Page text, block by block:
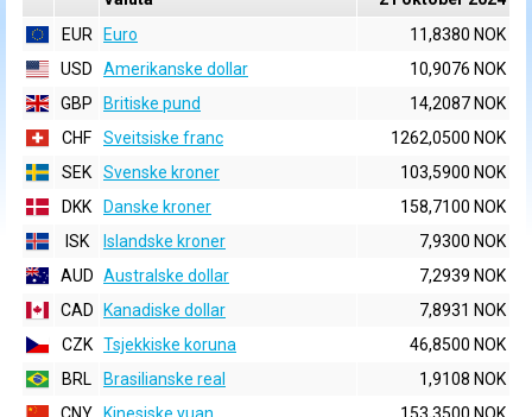
EUR
Euro
11,8380 NOK
USD
Amerikanske dollar
10,9076 NOK
GBP
Britiske pund
14,2087 NOK
CHF
Sveitsiske franc
1262,0500 NOK
SEK
Svenske kroner
103,5900 NOK
DKK
Danske kroner
158,7100 NOK
ISK
Islandske kroner
7,9300 NOK
AUD Australske dollar
7,2939 NOK
CAD
Kanadiske dollar
7,8931 NOK
CZK Tsjekkiske koruna
46,8500 NOK
BRL
Brasilianske real
1,9108 NOK